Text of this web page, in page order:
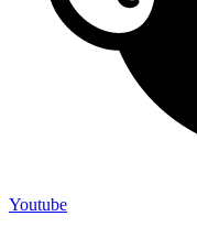
Youtube